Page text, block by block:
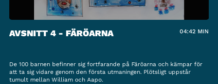
AVSNITT 4 - FÄRÖARNA 04:42 MIN
De 100 barnen befinner sig fortfarande på Färöarna och kämpar för
att ta sig vidare genom den första utmaningen. Plötsligt uppstår
tumult mellan William och Aapo.